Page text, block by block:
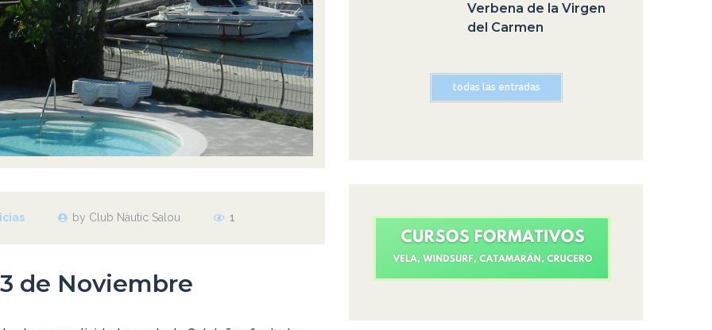
by Club Nàutic Salou 1
de Noviembre
Verbena de la Virgen
del Carmen
todas las entradas